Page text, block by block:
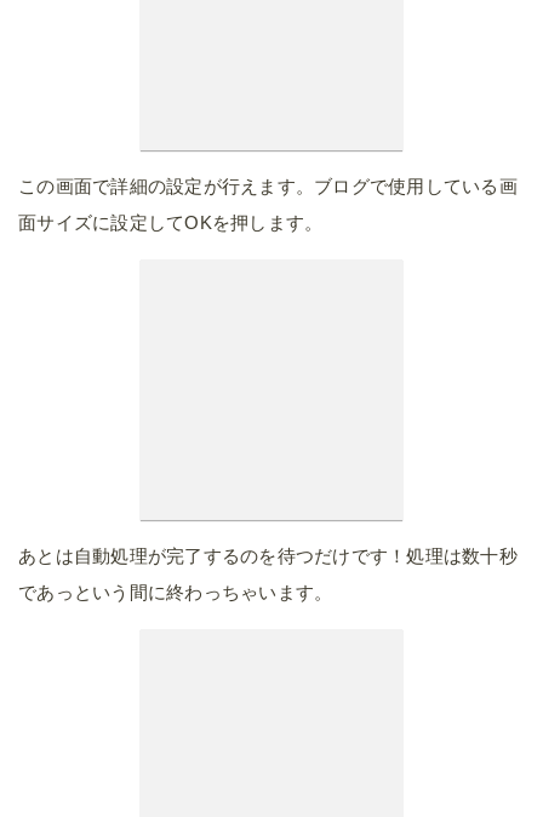
この画面で詳細の設定が行えます。ブログで使用している画
面サイズに設定してOKを押します。
あとは自動処理が完了するのを待つだけです！処理は数十秒
であっという間に終わっちゃいます。